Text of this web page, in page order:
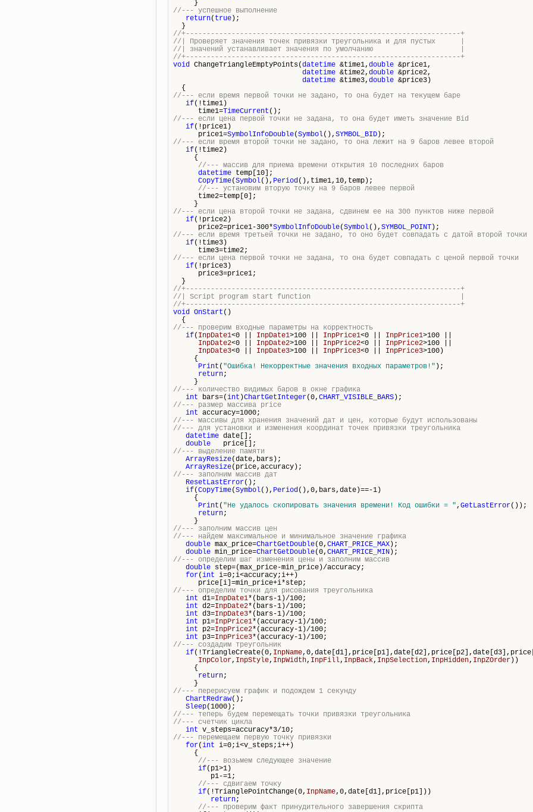
}
//--- успешное выполнение
return( true );
}
//+------------------------------------------------------------------+
//| Проверяет значения точек привязки треугольника и для пустых |
//| значений устанавливает значения по умолчанию |
//+------------------------------------------------------------------+
void ChangeTriangleEmptyPoints(datetime &time1, double &price1,
datetime &time2, double &price2,
datetime &time3, double &price3)
{
//--- если время первой точки не задано, то она будет на текущем баре
if(!time1)
time1=TimeCurrent ();
//--- если цена первой точки не задана, то она будет иметь значение Bid
if(!price1)
price1=SymbolInfoDouble(Symbol(), SYMBOL_BID );
//--- если время второй точки не задано, то она лежит на 9 баров левее второй
if(!time2)
{
//--- массив для приема времени открытия 10 последних баров
datetime temp[10];
CopyTime(Symbol(), Period(),time1,10,temp);
//--- установим вторую точку на 9 баров левее первой
time2=temp[0];
}
//--- если цена второй точки не задана, сдвинем ее на 300 пунктов ниже первой
if(!price2)
price2=price1-300*SymbolInfoDouble(Symbol(), SYMBOL_POINT );
//--- если время третьей точки не задано, то оно будет совпадать с датой второй точки
if(!time3)
time3=time2;
//--- если цена первой точки не задана, то она будет совпадать с ценой первой точки
if(!price3)
price3=price1;
}
//+------------------------------------------------------------------+
//| Script program start function |
//+------------------------------------------------------------------+
void OnStart ()
{
//--- проверим входные параметры на корректность
if( InpDate1<0 || InpDate1>100 || InpPrice1<0 || InpPrice1>100 ||
InpDate2<0 || InpDate2>100 || InpPrice2<0 || InpPrice2>100 ||
InpDate3<0 || InpDate3>100 || InpPrice3<0 || InpPrice3>100)
{
Print ( "Ошибка! Некорректные значения входных параметров!" );
return;
}
//--- количество видимых баров в окне графика
int
bars=(int )ChartGetInteger(0, CHART_VISIBLE_BARS );
//--- размер массива price
int accuracy=1000;
//--- массивы для хранения значений дат и цен, которые будут использованы
//--- для установки и изменения координат точек привязки треугольника
datetime date[];
double price[];
//--- выделение памяти
ArrayResize(date, bars );
ArrayResize(price,accuracy);
//--- заполним массив дат
ResetLastError();
if(CopyTime(Symbol(), Period(),0, bars,date)==-1)
{
Print ( "Не удалось скопировать значения времени! Код ошибки = ", GetLastError());
return;
}
//--- заполним массив цен
//--- найдем максимальное и минимальное значение графика
double max_price=ChartGetDouble(0, CHART_PRICE_MAX );
double min_price=ChartGetDouble(0, CHART_PRICE_MIN );
//--- определим шаг изменения цены и заполним массив
double step=(max_price-min_price)/accuracy;
for(int i=0;i<accuracy;i++)
price[i]=min_price+i*step;
//--- определим точки для рисования треугольника
int d1=InpDate1*( bars-1)/100;
int d2=InpDate2*( bars-1)/100;
int d3=InpDate3*( bars-1)/100;
int p1=InpPrice1*(accuracy-1)/100;
int p2=InpPrice2*(accuracy-1)/100;
int p3=InpPrice3*(accuracy-1)/100;
//--- создадим треугольник
if(!TriangleCreate(0, InpName
InpColor, InpStyle, InpWidth, InpFill, InpBack, InpSelection, InpHidden, InpZOrder ))
{
return;
}
//--- перерисуем график и подождем 1 секунду
ChartRedraw();
Sleep(1000);
//--- теперь будем перемещать точки привязки треугольника
//--- счетчик цикла
int v_steps=accuracy*3/10;
//--- перемещаем первую точку привязки
for(int i=0;i<v_steps;i++)
{
//--- возьмем следующее значение
if(p1>1)
p1-=1;
//--- сдвигаем точку
if(!TrianglePointChange(0, InpName,0,date[d1],price[p1]))
return;
//--- проверим факт принудительного завершения скрипта